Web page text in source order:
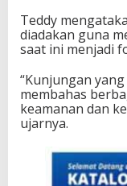
Teddy
diadakan guna
saat ini menjadi
“Kunjungan
membahas
keamanan dan
ujarnya.